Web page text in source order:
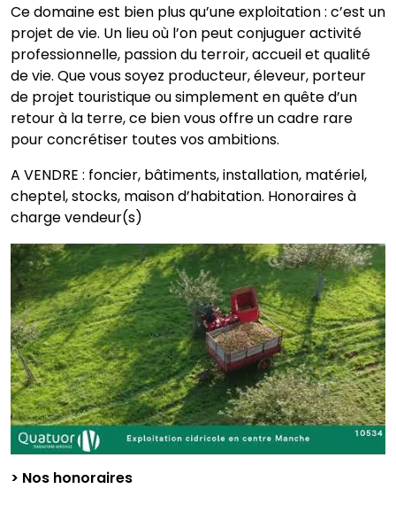
Ce domaine est bien plus qu’une exploitation : c’est un
projet de vie. Un lieu où l’on peut conjuguer activité
professionnelle, passion du terroir, accueil et qualité
de vie. Que vous soyez producteur, éleveur, porteur
de projet touristique ou simplement en quête d’un
retour à la terre, ce bien vous offre un cadre rare
pour concrétiser toutes vos ambitions.
A VENDRE : foncier, bâtiments, installation, matériel,
cheptel, stocks, maison d’habitation. Honoraires à
charge vendeur(s)
> Nos honoraires